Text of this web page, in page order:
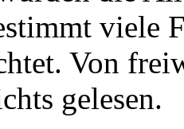
viele
Von
gelesen.